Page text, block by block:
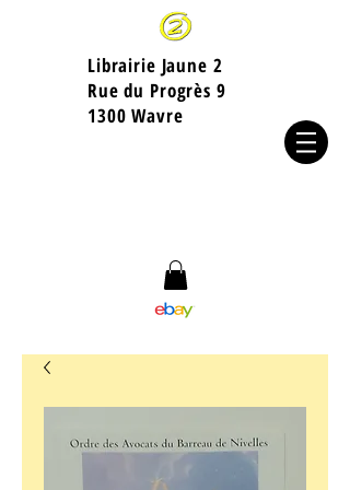
Librairie Jaune 2
​Rue du Progrès 9
1300 Wavre